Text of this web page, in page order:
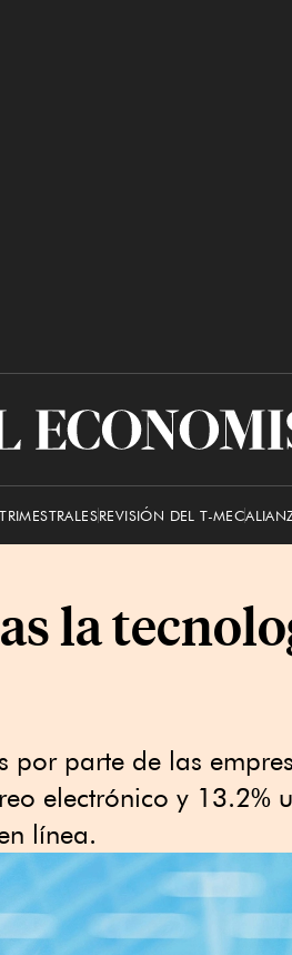
El
REVISIÓN DEL T-MEC
la
por parte de las
electrónico y 13.2%
línea.